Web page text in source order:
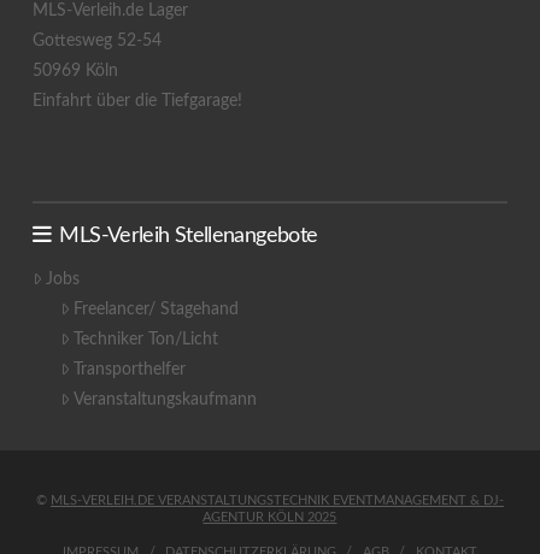
MLS-Verleih.de Lager
Gottesweg 52-54
50969 Köln
Einfahrt über die Tiefgarage!
MLS-Verleih Stellenangebote
Jobs
Freelancer/ Stagehand
Techniker Ton/Licht
Transporthelfer
Veranstaltungskaufmann
© MLS-VERLEIH.DE VERANSTALTUNGSTECHNIK EVENTMANAGEMENT & DJ-
AGENTUR KÖLN 2025